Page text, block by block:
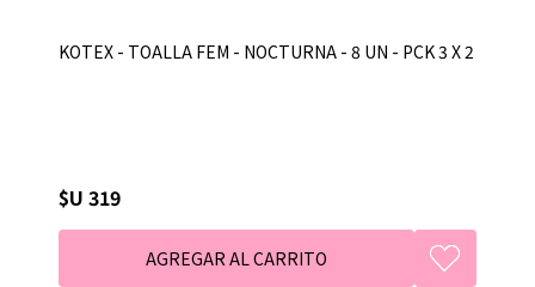
KOTEX - TOALLA FEM - NOCTURNA - 8 UN - PCK 3 X 2
$U 319